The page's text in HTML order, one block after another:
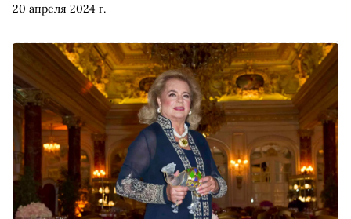
20 апреля 2024 г.
изменил жизнь советского человека и, по мнению
советской государственности